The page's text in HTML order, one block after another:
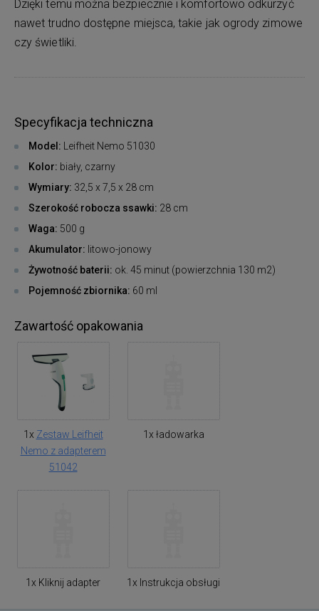
Dzięki temu można bezpiecznie i komfortowo odkurzyć
nawet trudno dostępne miejsca, takie jak ogrody zimowe
czy świetliki.
Specyfikacja techniczna
Model: Leifheit Nemo 51030
Kolor: biały, czarny
Wymiary: 32,5 x 7,5 x 28 cm
Szerokość robocza ssawki: 28 cm
Waga: 500 g
Akumulator: litowo-jonowy
Żywotność baterii: ok. 45 minut (powierzchnia 130 m2)
Pojemność zbiornika: 60 ml
Zawartość opakowania
1x Zestaw Leifheit
Nemo z adapterem
51042
1x ładowarka
1x Kliknij adapter 1x Instrukcja obsługi